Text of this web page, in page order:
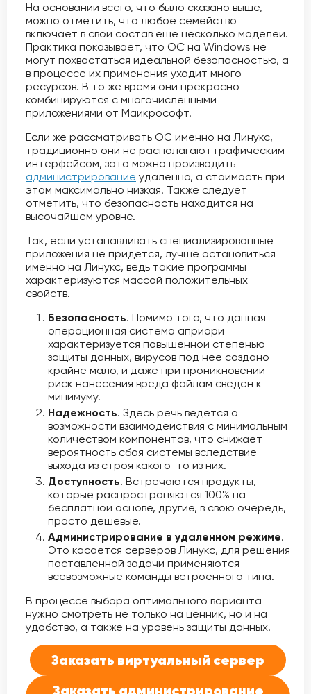
На основании всего, что было сказано выше,
можно отметить, что любое семейство
включает в свой состав еще несколько моделей.
Практика показывает, что ОС на Windows не
могут похвастаться идеальной безопасностью, а
в процессе их применения уходит много
ресурсов. В то же время они прекрасно
комбинируются с многочисленными
приложениями от Майкрософт.
Если же рассматривать ОС именно на Линукс,
традиционно они не располагают графическим
интерфейсом, зато можно производить
администрирование удаленно, а стоимость при
этом максимально низкая. Также следует
отметить, что безопасность находится на
высочайшем уровне.
Так, если устанавливать специализированные
приложения не придется, лучше остановиться
именно на Линукс, ведь такие программы
характеризуются массой положительных
свойств.
Безопасность. Помимо того, что данная
операционная система априори
характеризуется повышенной степенью
защиты данных, вирусов под нее создано
крайне мало, и даже при проникновении
риск нанесения вреда файлам сведен к
минимуму.
Надежность. Здесь речь ведется о
возможности взаимодействия с минимальным
количеством компонентов, что снижает
вероятность сбоя системы вследствие
выхода из строя какого-то из них.
Доступность. Встречаются продукты,
которые распространяются 100% на
бесплатной основе, другие, в свою очередь,
просто дешевые.
Администрирование в удаленном режиме.
Это касается серверов Линукс, для решения
поставленной задачи применяются
всевозможные команды встроенного типа.
В процессе выбора оптимального варианта
нужно смотреть не только на ценник, но и на
удобство, а также на уровень защиты данных.
Заказать виртуальный сервер